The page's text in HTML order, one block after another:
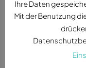
Neueste
Ihre Daten
Mit der Benutzung